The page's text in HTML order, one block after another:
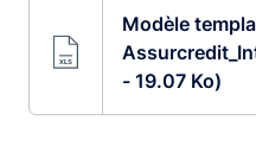
Modèle
- 19.07 Ko)